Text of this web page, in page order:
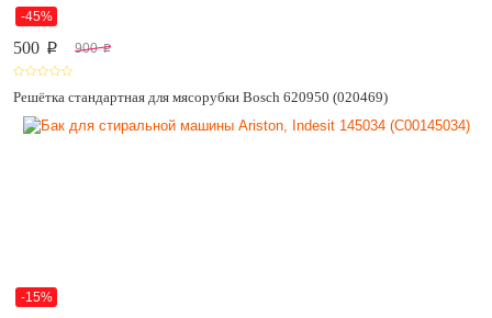
-45%
500 p 900 p
Решётка стандартная для мясорубки Bosch 620950 (020469)
-15%